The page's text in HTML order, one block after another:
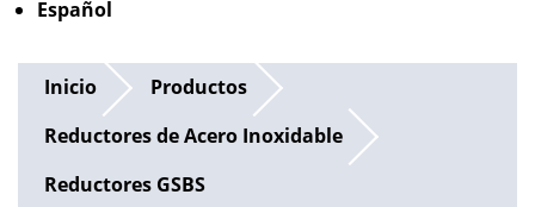
Español
Inicio
Productos
Reductores de Acero Inoxidable
Reductores GSBS